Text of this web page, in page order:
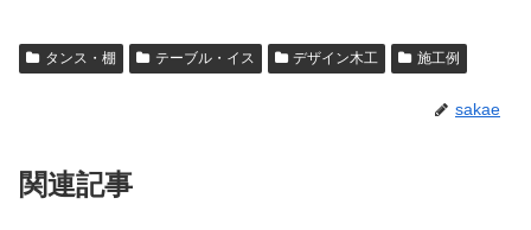
タンス・棚 テーブル・イス デザイン木工 施工例
sakae
関連記事